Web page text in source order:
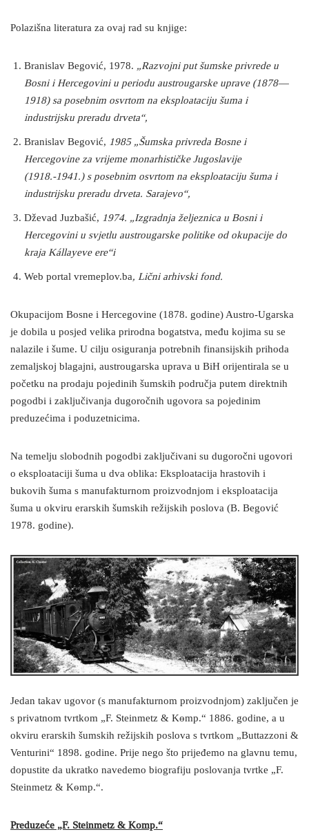
Polazišna literatura za ovaj rad su knjige:
Branislav Begović, 1978. „Razvojni put šumske privrede u
Bosni i Hercegovini u periodu austrougarske uprave (1878—
1918) sa posebnim osvrtom na eksploataciju šuma i
industrijsku preradu drveta“,
Branislav Begović, 1985 „Šumska privreda Bosne i
Hercegovine za vrijeme monarhističke Jugoslavije
(1918.-1941.) s posebnim osvrtom na eksploataciju šuma i
industrijsku preradu drveta. Sarajevo“,
Dževad Juzbašić, 1974. „Izgradnja željeznica u Bosni i
Hercegovini u svjetlu austrougarske politike od okupacije do
kraja Kállayeve ere“i
Web portal vremeplov.ba, Lični arhivski fond.
Okupacijom Bosne i Hercegovine (1878. godine) Austro-Ugarska
je dobila u posjed velika prirodna bogatstva, među kojima su se
nalazile i šume. U cilju osiguranja potrebnih finansijskih prihoda
zemaljskoj blagajni, austrougarska uprava u BiH orijentirala se u
početku na prodaju pojedinih šumskih područja putem direktnih
pogodbi i zaključivanja dugoročnih ugovora sa pojedinim
preduzećima i poduzetnicima.
Na temelju slobodnih pogodbi zaključivani su dugoročni ugovori
o eksploataciji šuma u dva oblika: Eksploatacija hrastovih i
bukovih šuma s manufakturnom proizvodnjom i eksploatacija
šuma u okviru erarskih šumskih režijskih poslova (B. Begović
1978. godine).
Jedan takav ugovor (s manufakturnom proizvodnjom) zaključen je
s privatnom tvrtkom „F. Steinmetz & Kѳmp.“ 1886. godine, a u
okviru erarskih šumskih režijskih poslova s tvrtkom „Buttazzoni &
Venturini“ 1898. godine. Prije nego što prijeđemo na glavnu temu,
dopustite da ukratko navedemo biografiju poslovanja tvrtke „F.
Steinmetz & Kѳmp.“.
Preduzeće „F. Steinmetz & Komp.“